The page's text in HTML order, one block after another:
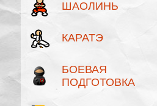
ШАОЛИНЬ
КАРАТЭ
БОЕВАЯ
ПОДГОТОВКА